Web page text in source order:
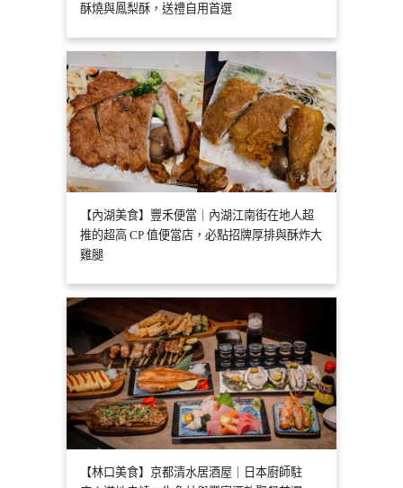
酥燒與鳳梨酥，送禮自用首選
【內湖美食】豐禾便當｜內湖江南街在地人超
推的超高 CP 值便當店，必點招牌厚排與酥炸大
雞腿
【林口美食】京都清水居酒屋｜日本廚師駐